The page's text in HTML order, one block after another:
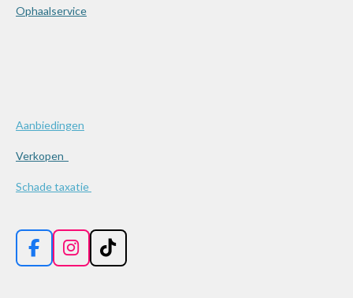
Ophaalservice
Aanbiedingen
Verkopen
Schade taxatie
F
a
I
n
T
i